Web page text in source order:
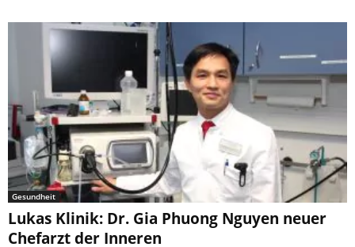
Gesundheit
Lukas Klinik: Dr. Gia Phuong Nguyen neuer
Chefarzt der Inneren